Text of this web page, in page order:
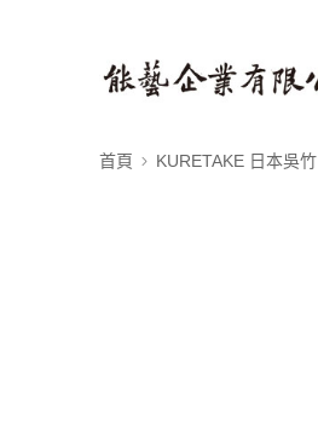
首頁 KURETAKE 日本吳竹